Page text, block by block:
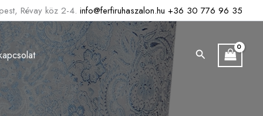
Révay köz 2-4. info@ferfiruhaszalon.hu +36 30 776 96 35
Search